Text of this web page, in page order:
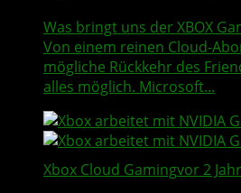
Was bringt uns der XBOX
Von einem reinen Cloud-
mögliche Rückkehr des
alles möglich. Microsoft...
Xbox Cloud Gamingvor 2